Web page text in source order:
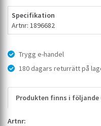
Specifikation
Artnr: 1896682
Trygg e-handel
180 dagars returrätt på
Produkten finns i